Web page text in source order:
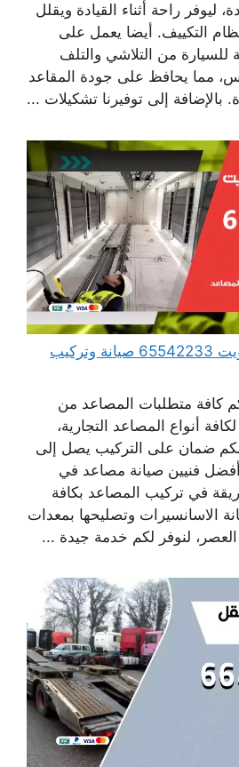
ليوفر راحة أثناء القيادة ويقلل
التكييف. أيضا يعمل على
للسيارة من التلاشي والتلف
مما يحافظ على جودة المقاعد
بالإضافة إلى توفيرنا تشكيلات ...
صيانة مصاعد في الكويت 65542233 صيانة وتركيب
كافة متطلبات المصاعد من
أنواع المصاعد التجارية،
لكم ضمان على التركيب يصل إلى
أفضل فنيين صيانة مصاعد في
في تركيب المصاعد بكافة
الاسانسيرات وتصليحها بمعدات
لنوفر لكم خدمة جيدة ...